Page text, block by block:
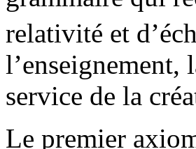
relativité et
l’enseignement,
service de la
Le premier